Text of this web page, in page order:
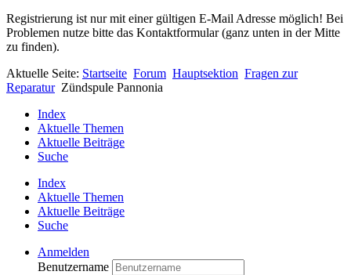
Registrierung ist nur mit einer gültigen E-Mail Adresse möglich! Bei
Problemen nutze bitte das Kontaktformular (ganz unten in der Mitte
zu finden).
Aktuelle Seite: Startseite Forum Hauptsektion Fragen zur
Reparatur Zündspule Pannonia
Index
Aktuelle Themen
Aktuelle Beiträge
Suche
Index
Aktuelle Themen
Aktuelle Beiträge
Suche
Anmelden
Benutzername